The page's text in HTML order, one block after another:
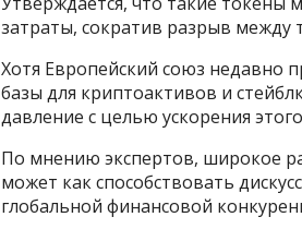
затраты, сократив разрыв
Хотя Европейский союз недавно
базы для криптоактивов и
давление с целью ускорения
По мнению экспертов, широкое
может как способствовать
глобальной финансовой